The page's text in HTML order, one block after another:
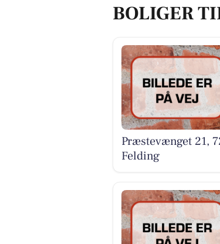
BOLIGER
Præstevænget 21,
Felding